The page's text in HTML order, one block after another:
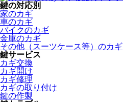
鍵の対応別
家のカギ
車のカギ
バイクのカギ
金庫のカギ
その他（スーツケース等）のカギ
鍵サービス
カギ交換
カギ開け
カギ修理
カギの取り付け
鍵の作製